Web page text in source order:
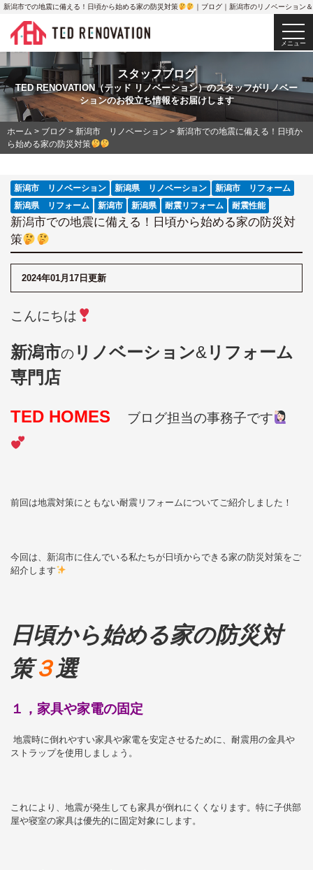
新潟市での地震に備える！日頃から始める家の防災対策 ｜ブログ｜新潟市のリノベーション
メニュー
スタッフブログ
TED RENOVATION（テッド リノベーション）のスタッフがリノベー
ションのお役立ち情報をお届けします
ホーム > ブログ > 新潟市 リノベーション > 新潟市での地震に備える！日頃か
ら始める家の防災対策
新潟市 リノベーション 新潟県 リノベーション
新潟市 リフォーム
新潟県 リフォーム
新潟市 新潟県 耐震リフォーム 耐震性能
新潟市での地震に備える！日頃から始める家の防災対
策
2024年01月17日更新
こんにちは
新潟市の リノベーション&リフォーム
専門店
TED HOMES ブログ担当の事務子です
前回は地震対策にともない耐震リフォームについてご紹介しました！
今回は、新潟市に住んでいる私たちが日頃からできる家の防災対策をご
紹介します
日頃から始める家の防災対
策３選
１，家具や家電の固定
地震時に倒れやすい家具や家電を安定させるために、耐震用の金具や
ストラップを使用しましょう。
これにより、地震が発生しても家具が倒れにくくなります。特に子供部
屋や寝室の家具は優先的に固定対象にします。